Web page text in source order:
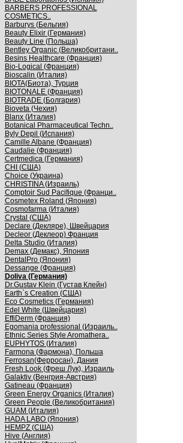
BARBERS PROFESSIONAL
COSMETICS..
Barburys (Бельгия)
Beauty Elixir (Германия)
Beauty Line (Польша)
Bentley Organic (Великобритани..
Besins Healthcare (Франция)
Bio-Logical (Франция)
Bioscalin (Италия)
BIOTA(Биота), Турция
BIOTONALE (Франция)
BIOTRADE (Болгария)
Bioveta (Чехия)
Blanx (Италия)
Botanical Pharmaceutical Techn..
Byly Depil (Испания)
Camille Albane (Франция)
Caudalie (Франция)
Certmedica (Германия)
CHI (США)
Choice (Украина)
CHRISTINA (Израиль)
Comptoir Sud Pacifique (Франци..
Cosmetex Roland (Япония)
Cosmofarma (Италия)
Crystal (США)
Declare (Декляре), Швейцария
Decleor (Деклеор) Франция
Delta Studio (Италия)
Demax (Демакс), Япония
DentalPro (Япония)
Dessange (Франция)
Doliva (Германия)
Dr.Gustav Klein (Густав Клейн)
Earth`s Creation (США)
Eco Cosmetics (Германия)
Edel White (Швейцария)
EffiDerm (Франция)
Egomania professional (Израиль..
Ethnic Series Style Aromathera..
EUPHYTOS (Италия)
Farmona (Фармона), Польша
Ferrosan(Ферросан), Дания
Fresh Look (Фреш Лук), Израиль
Galaktiv (Венгрия-Австрия)
Gatineau (Франция)
Green Energy Organics (Италия)
Green People (Великобритания)
GUAM (Италия)
HADA LABO (Япония)
HEMPZ (США)
Hive (Англия)